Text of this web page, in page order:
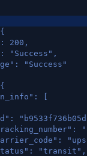
200,
"Success",
"Success"
[
"transit",